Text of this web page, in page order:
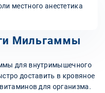
местного анестетика
Мильгаммы
для внутримышечного
доставить в кровяное
для организма.